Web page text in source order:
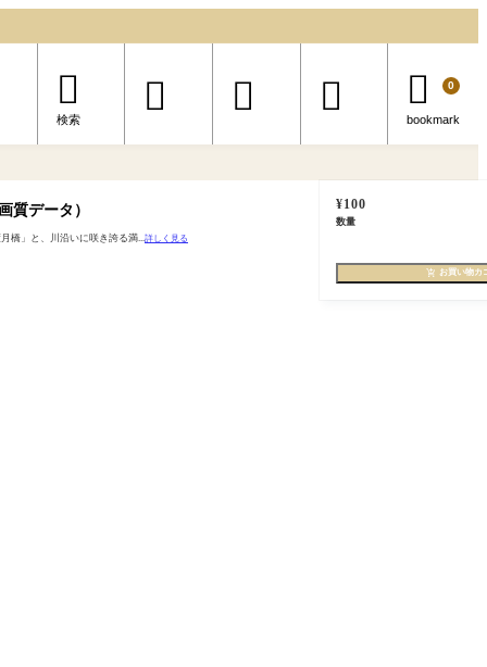

検索
    0
bookmark
質データ）
橋」と、川沿いに咲き誇る満... 詳しく見る
¥100
数量
お買い物カ